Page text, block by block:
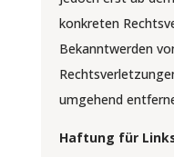
konkreten
Bekanntwerden
umgehend
Haftung für